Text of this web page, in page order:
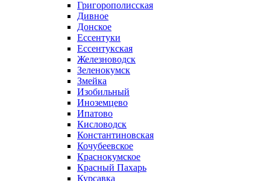
Григорополисская
Дивное
Донское
Ессентуки
Ессентукская
Железноводск
Зеленокумск
Змейка
Изобильный
Иноземцево
Ипатово
Кисловодск
Константиновская
Кочубеевское
Краснокумское
Красный Пахарь
Курсавка